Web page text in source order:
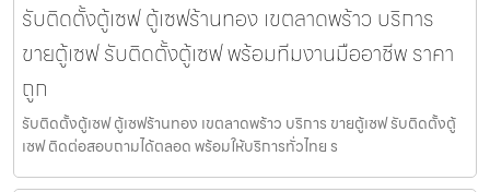
รับติดตั้งตู้เซฟ ตู้เซฟร้านทอง เขตลาดพร้าว บริการ
ขายตู้เซฟ รับติดตั้งตู้เซฟ พร้อมทีมงานมืออาชีพ ราคา
ถูก
รับติดตั้งตู้เซฟ ตู้เซฟร้านทอง เขตลาดพร้าว บริการ ขายตู้เซฟ รับติดตั้งตู้
เซฟ ติดต่อสอบถามได้ตลอด พร้อมให้บริการทั่วไทย ร